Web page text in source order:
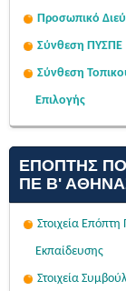
Προσωπικό
Σύνθεση ΠΥΣΠΕ
Σύνθεση
Επιλογής
ΕΠΌΠΤΗΣ
ΠΕ Β'
Στοιχεία Επόπτη
Εκπαίδευσης
Στοιχεία